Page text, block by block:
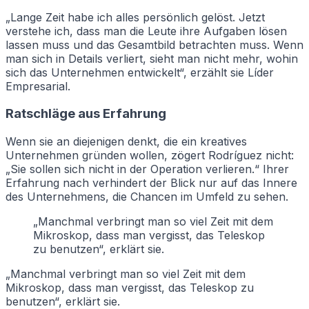
„Lange Zeit habe ich alles persönlich gelöst. Jetzt
verstehe ich, dass man die Leute ihre Aufgaben lösen
lassen muss und das Gesamtbild betrachten muss. Wenn
man sich in Details verliert, sieht man nicht mehr, wohin
sich das Unternehmen entwickelt“, erzählt sie Líder
Empresarial.
Ratschläge aus Erfahrung
Wenn sie an diejenigen denkt, die ein kreatives
Unternehmen gründen wollen, zögert Rodríguez nicht:
„Sie sollen sich nicht in der Operation verlieren.“ Ihrer
Erfahrung nach verhindert der Blick nur auf das Innere
des Unternehmens, die Chancen im Umfeld zu sehen.
„Manchmal verbringt man so viel Zeit mit dem
Mikroskop, dass man vergisst, das Teleskop
zu benutzen“, erklärt sie.
„Manchmal verbringt man so viel Zeit mit dem
Mikroskop, dass man vergisst, das Teleskop zu
benutzen“, erklärt sie.